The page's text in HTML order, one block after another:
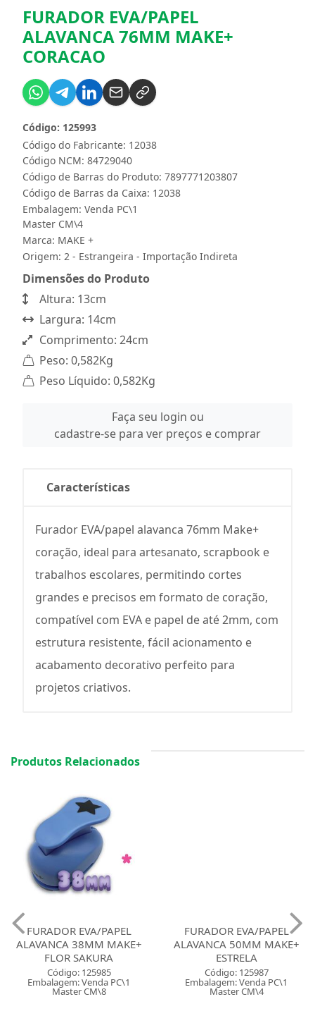
FURADOR EVA/PAPEL
ALAVANCA 76MM MAKE+
CORACAO
Código do Fabricante: 12038
Código: 125993
Código NCM: 84729040
Código de Barras do Produto: 7897771203807
Código de Barras da Caixa: 12038
Embalagem: Venda PC\1
Master CM\4
Marca: MAKE +
Origem: 2 - Estrangeira - Importação Indireta
Dimensões do Produto
Altura: 13cm
Largura: 14cm
Comprimento: 24cm
Peso: 0,582Kg
Peso Líquido: 0,582Kg
Faça seu login ou
cadastre-se para ver preços e comprar
Características
Furador EVA/papel alavanca 76mm Make+
coração, ideal para artesanato, scrapbook e
trabalhos escolares, permitindo cortes
grandes e precisos em formato de coração,
compatível com EVA e papel de até 2mm, com
estrutura resistente, fácil acionamento e
acabamento decorativo perfeito para
projetos criativos.
Produtos Relacionados
FURADOR EVA/PAPEL
ALAVANCA 38MM MAKE+
FLOR SAKURA
Código: 125985
Embalagem: Venda PC\1
Master CM\8
FURADOR EVA/PAPEL
ALAVANCA 50MM MAKE+
ESTRELA
Código: 125987
Embalagem: Venda PC\1
Master CM\4